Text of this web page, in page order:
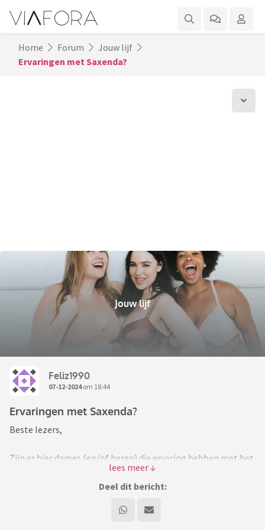
Home Forum
Jouw lijf
Ervaringen met Saxenda?
Jouw lijf
Feliz1990
07-12-2024om 18:44
Ervaringen met Saxenda?
Beste lezers,
Zijn er hier dames (en/of heren) die ervaring hebben met het
afvallen middels medicatie? Ik heb voor komende week een
afspraak bij mijn huisarts.
Ik struggle al sinds mijn pubertijd met mijn gewicht. 2
Deel dit bericht: